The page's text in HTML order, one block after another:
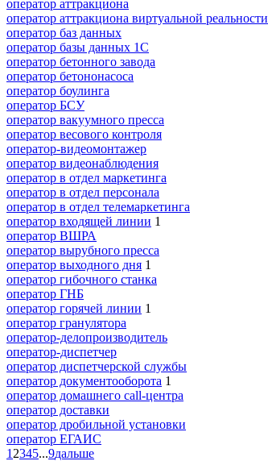
оператор аттракциона
оператор аттракциона виртуальной реальности
оператор баз данных
оператор базы данных 1С
оператор бетонного завода
оператор бетононасоса
оператор боулинга
оператор БСУ
оператор вакуумного пресса
оператор весового контроля
оператор-видеомонтажер
оператор видеонаблюдения
оператор в отдел маркетинга
оператор в отдел персонала
оператор в отдел телемаркетинга
оператор входящей линии 1
оператор ВШРА
оператор вырубного пресса
оператор выходного дня 1
оператор гибочного станка
оператор ГНБ
оператор горячей линии 1
оператор гранулятора
оператор-делопроизводитель
оператор-диспетчер
оператор диспетчерской службы
оператор документооборота 1
оператор домашнего call-центра
оператор доставки
оператор дробильной установки
оператор ЕГАИС
1 2345...9дальше